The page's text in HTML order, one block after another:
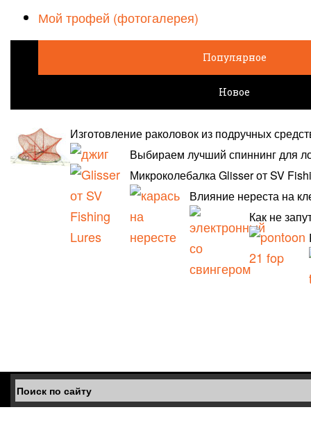
Мой трофей (фотогалерея)
Популярное
Новое
Изготовление раколовок из подручных
Выбираем лучший спиннинг для
Микроколебалка Glisser от SV
Влияние нереста на
Как не